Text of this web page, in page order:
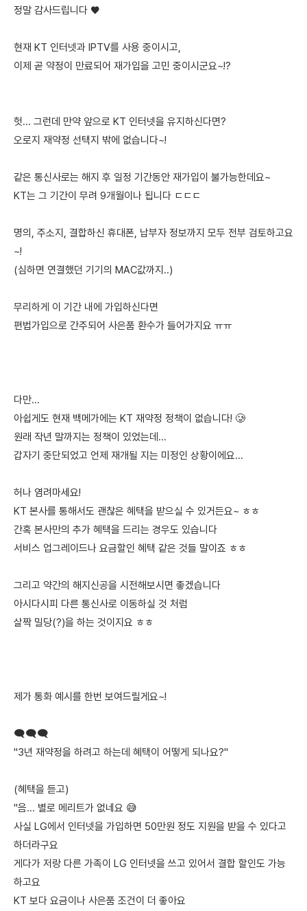
정말 감사드립니다 ♥️
현재 KT 인터넷과 IPTV를 사용 중이시고,
이제 곧 약정이 만료되어 재가입을 고민 중이시군요~!?
헛... 그런데 만약 앞으로 KT 인터넷을 유지하신다면?
오로지 재약정 선택지 밖에 없습니다~!
같은 통신사로는 해지 후 일정 기간동안 재가입이 불가능한데요~
KT는 그 기간이 무려 9개월이나 됩니다 ㄷㄷㄷ
명의, 주소지, 결합하신 휴대폰, 납부자 정보까지 모두 전부 검토하고요
~!
(심하면 연결했던 기기의 MAC값까지..)
무리하게 이 기간 내에 가입하신다면
편법가입으로 간주되어 사은품 환수가 들어가지요 ㅠㅠ
다만...
아쉽게도 현재 백메가에는 KT 재약정 정책이 없습니다! 🥲
원래 작년 말까지는 정책이 있었는데...
갑자기 중단되었고 언제 재개될 지는 미정인 상황이에요...
허나 염려마세요!
KT 본사를 통해서도 괜찮은 혜택을 받으실 수 있거든요~ ㅎㅎ
간혹 본사만의 추가 혜택을 드리는 경우도 있습니다
서비스 업그레이드나 요금할인 혜택 같은 것들 말이죠 ㅎㅎ
그리고 약간의 해지신공을 시전해보시면 좋겠습니다
아시다시피 다른 통신사로 이동하실 것 처럼
살짝 밀당(?)을 하는 것이지요 ㅎㅎ
제가 통화 예시를 한번 보여드릴게요~!
🗨️🗨️🗨️
"3년 재약정을 하려고 하는데 혜택이 어떻게 되나요?"
(혜택을 듣고)
"음... 별로 메리트가 없네요 😅
사실 LG에서 인터넷을 가입하면 50만원 정도 지원을 받을 수 있다고
하더라구요
게다가 저랑 다른 가족이 LG 인터넷을 쓰고 있어서 결합 할인도 가능
하고요
KT 보다 요금이나 사은품 조건이 더 좋아요